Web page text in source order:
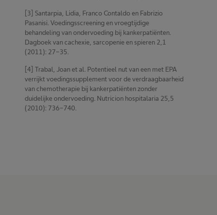
[3] Santarpia, Lidia, Franco Contaldo en Fabrizio
Pasanisi. Voedingsscreening en vroegtijdige
behandeling van ondervoeding bij kankerpatiënten.
Dagboek van cachexie, sarcopenie en spieren 2,1
(2011): 27-35.
[4] Trabal, Joan et al. Potentieel nut van een met EPA
verrijkt voedingssupplement voor de verdraagbaarheid
van chemotherapie bij kankerpatiënten zonder
duidelijke ondervoeding. Nutricion hospitalaria 25,5
(2010): 736-740.